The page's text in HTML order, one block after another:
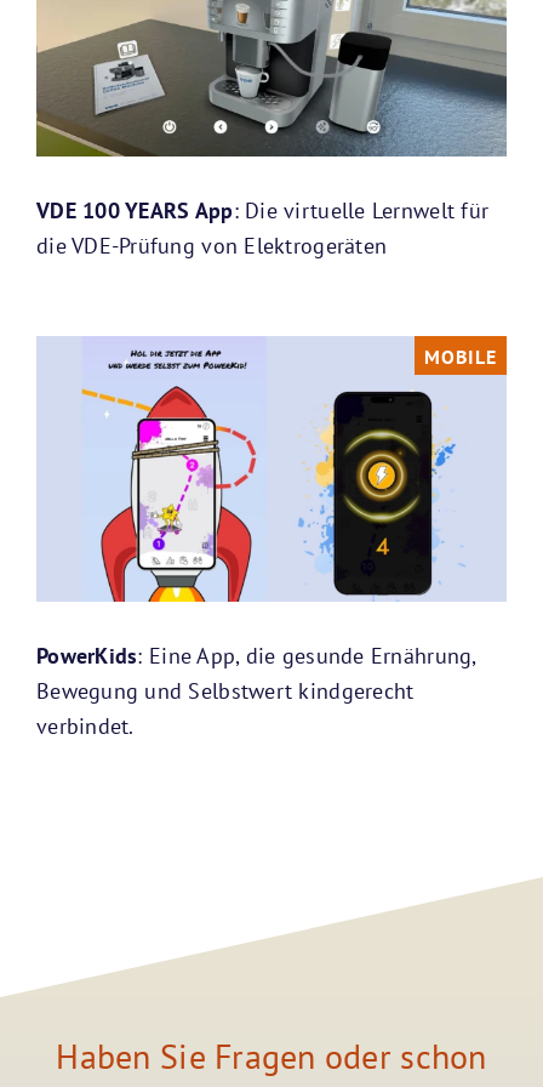
VDE 100 YEARS App: Die virtuelle Lernwelt für
die VDE-Prüfung von Elektrogeräten
MOBILE
PowerKids: Eine App, die gesunde Ernährung,
Bewegung und Selbstwert kindgerecht
verbindet.
Haben Sie Fragen oder schon